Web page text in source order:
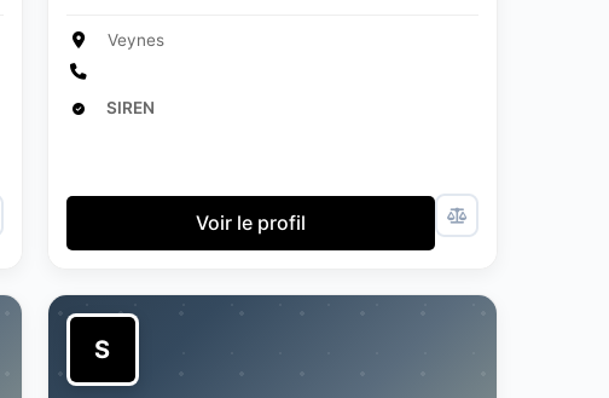
Veynes
SIREN
Voir le profil
S